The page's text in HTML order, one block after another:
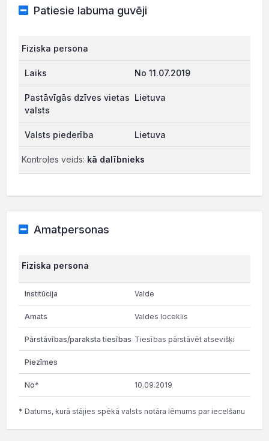
Patiesie labuma guvēji
Fiziska persona
No 11.07.2019
Lietuva
Lietuva
Kontroles veids: kā dalībnieks
Amatpersonas
Fiziska persona
Valde
Valdes loceklis
Tiesības pārstāvēt atsevišķi
10.09.2019
* Datums, kurā stājies spēkā valsts notāra lēmums par iecelšanu